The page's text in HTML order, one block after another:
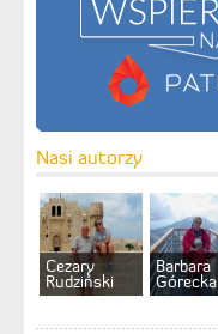
Nasi autorzy
Cezary
Rudziński
Barbara
Górecka